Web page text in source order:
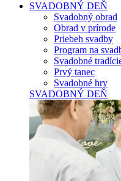
SVADOBNÝ DEŇ
Svadobný obrad
Obrad v prírode
Priebeh svadby
Program na
Svadobné
Prvý tanec
Svadobné hry
SVADOBNÝ DEŇ